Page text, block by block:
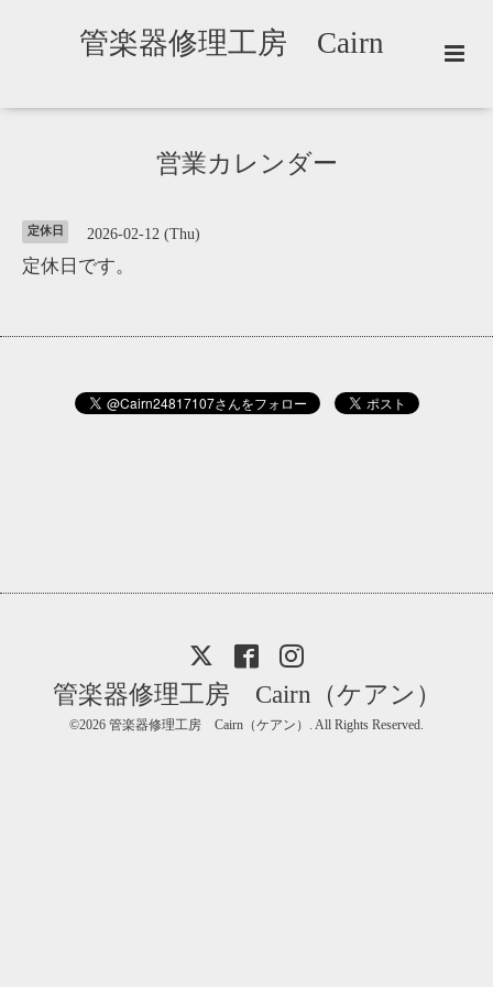
管楽器修理工房 Cairn
営業カレンダー
定休日 2026-02-12 (Thu)
定休日です。
管楽器修理工房 Cairn（ケアン）
©2026 管楽器修理工房 Cairn（ケアン） . All Rights Reserved.